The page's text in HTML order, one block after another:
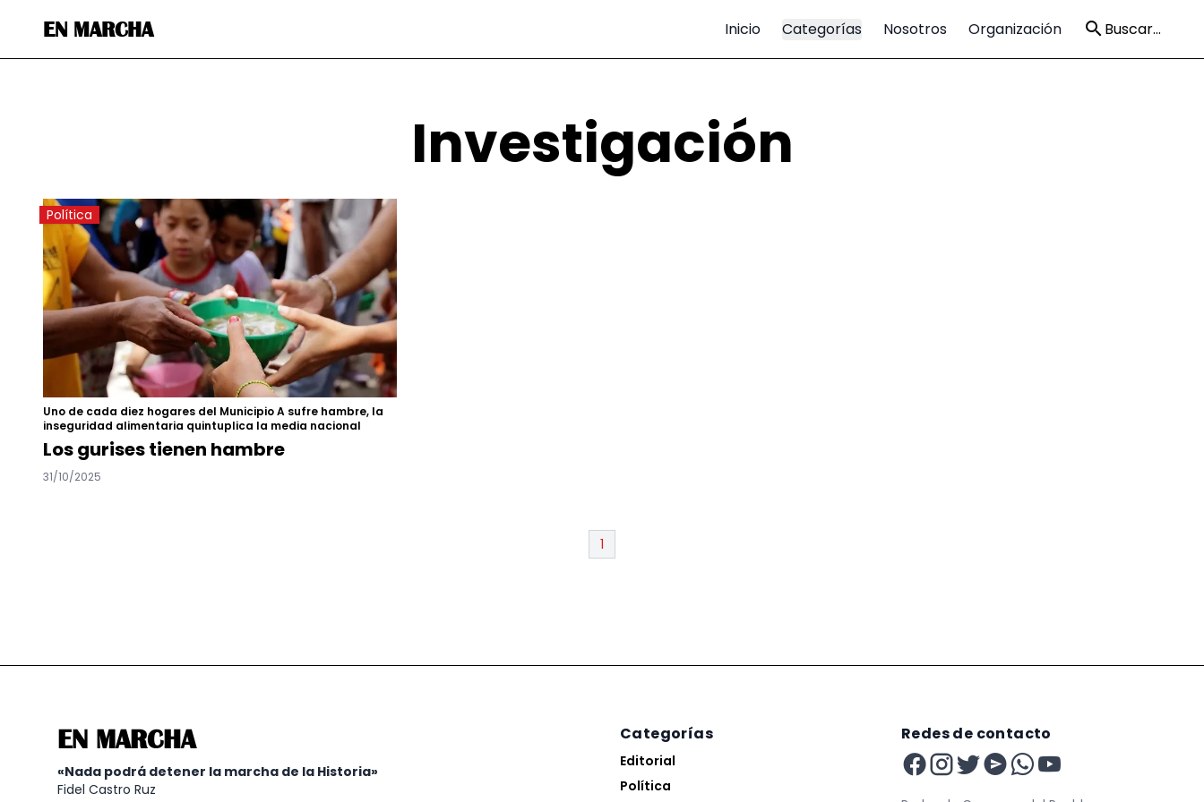
EN MARCHA Inicio Categorías Nosotros Organización Buscar...
Investigación
Política
Uno de cada diez hogares del Municipio A sufre hambre, la
inseguridad alimentaria quintuplica la media nacional
Los gurises tienen hambre
31/10/2025
1
EN MARCHA
«Nada podrá detener la marcha de la Historia»
Fidel Castro Ruz
Categorías
Editorial
Política
Redes de contacto